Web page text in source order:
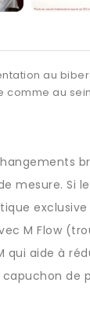
au
comme au
mesure. Si
M Flow
qui aide à
de